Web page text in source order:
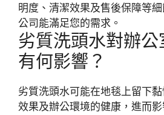
明度、清潔效果及售後保障等
公司能滿足您的需求。
劣質洗頭水對辦公
有何影響？
劣質洗頭水可能在地毯上留下
效果及辦公環境的健康，進而